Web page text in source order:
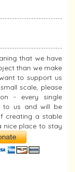
that we have
than we make
to support us
scale, please
- every single
to us and will be
creating a stable
nice place to stay